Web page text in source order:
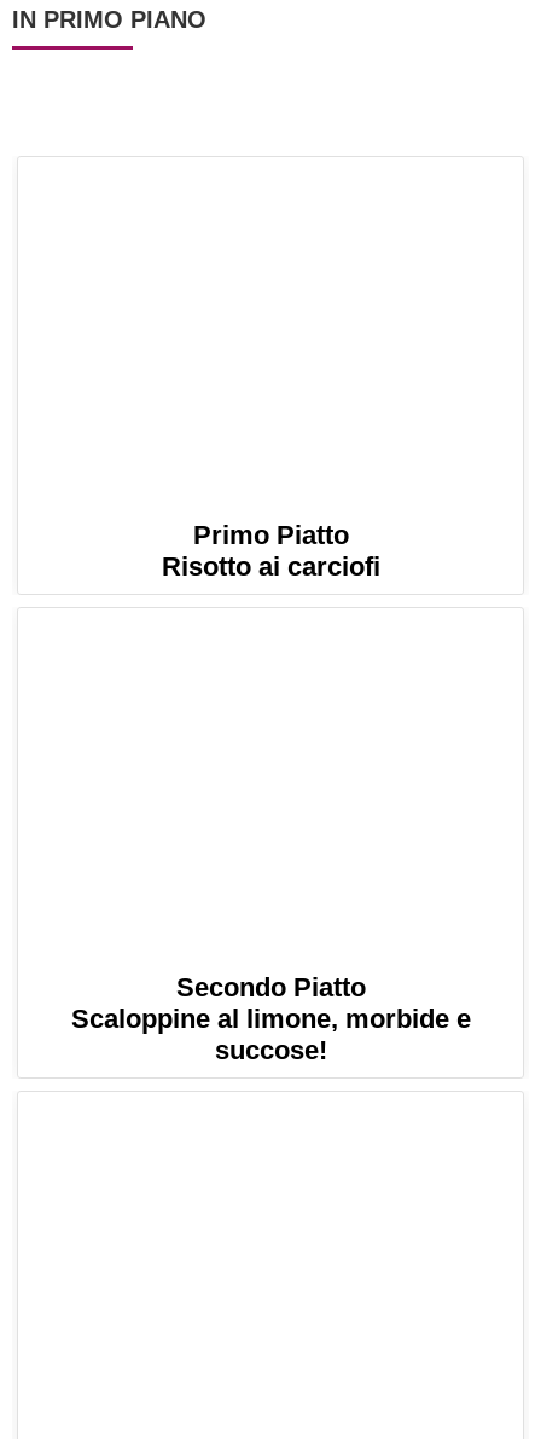
IN PRIMO PIANO
Primo Piatto
Risotto ai carciofi
Secondo Piatto
Scaloppine al limone, morbide e
succose!